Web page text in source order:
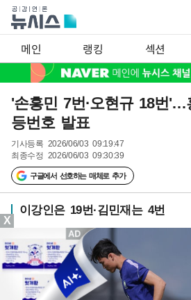
메인 랭킹 섹션
'손흥민 7번·오현규 18번'…
등번호 발표
기사등록 2026/06/03 09:19:47
최종수정 2026/06/03 09:30:39
구글에서 선호하는 매체로 추가
이강인은 19번·김민재는 4번
X